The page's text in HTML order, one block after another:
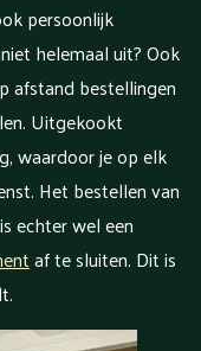
persoonlijk
helemaal uit? Ook
afstand bestellingen
Uitgekookt
waardoor je op elk
Het bestellen van
echter wel een
af te sluiten. Dit is